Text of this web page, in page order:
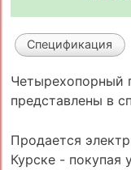
Спецификация
Четырехопорный
представлены в
Продается
Курске - покупая